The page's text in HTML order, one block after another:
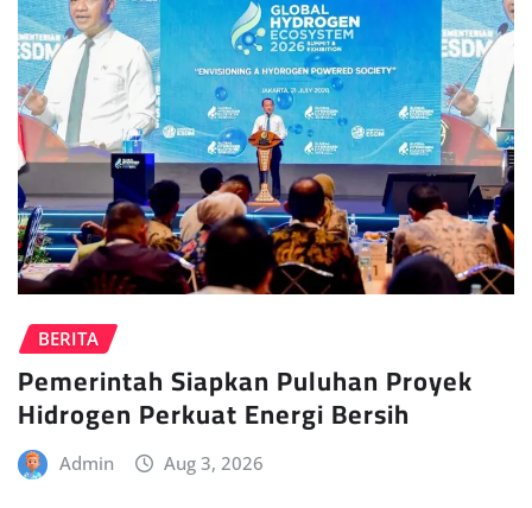
BERITA
Pemerintah Siapkan Puluhan Proyek
Hidrogen Perkuat Energi Bersih
Admin Aug 3, 2026